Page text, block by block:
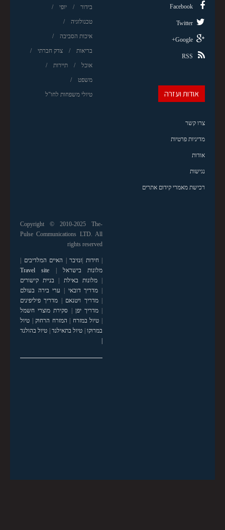
בידור יופי
טכנולוגיה
איכות הסביבה
בריאות צדק חברתי
אוכל תיירות
משפט
טיולי משפחות לחו"ל
Facebook
Twitter
Google+
RSS
אודות ועזרה
צרו קשר
מדיניות פרטיות
אודות
נגישות
רכישת מאמרי קידום אתרים
Copyright © 2010-2025 The-
Pulse Communications LTD. All
rights reserved
|חידות זנזיבר האיים המלדיבים
מלונות בישראל
Travel site
|מלונות באילת
בניית קישורים
מדריך דובאי
ערי בירה בעולם
|מדריך ויטנאם
מדריך פיליפינים
|מדריך יפן
סקירת מוצרי חשמל
טיול במזרח המזרח הרחוק| טיול
במרוקו| טיול בתאילנד| טיול בהולנד